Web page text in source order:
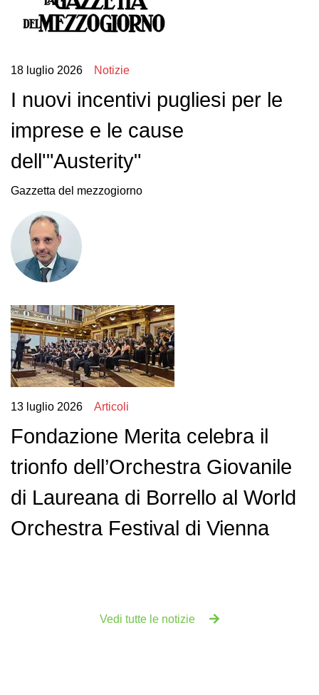
18 luglio 2026 Notizie
I nuovi incentivi pugliesi per le
imprese e le cause
dell'"Austerity"
Gazzetta del mezzogiorno
13 luglio 2026 Articoli
Fondazione Merita celebra il
trionfo dell’Orchestra Giovanile
di Laureana di Borrello al World
Orchestra Festival di Vienna
Vedi tutte le notizie